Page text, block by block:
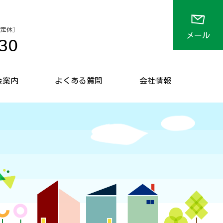
休］
メール
案内 よくある質問 会社情報